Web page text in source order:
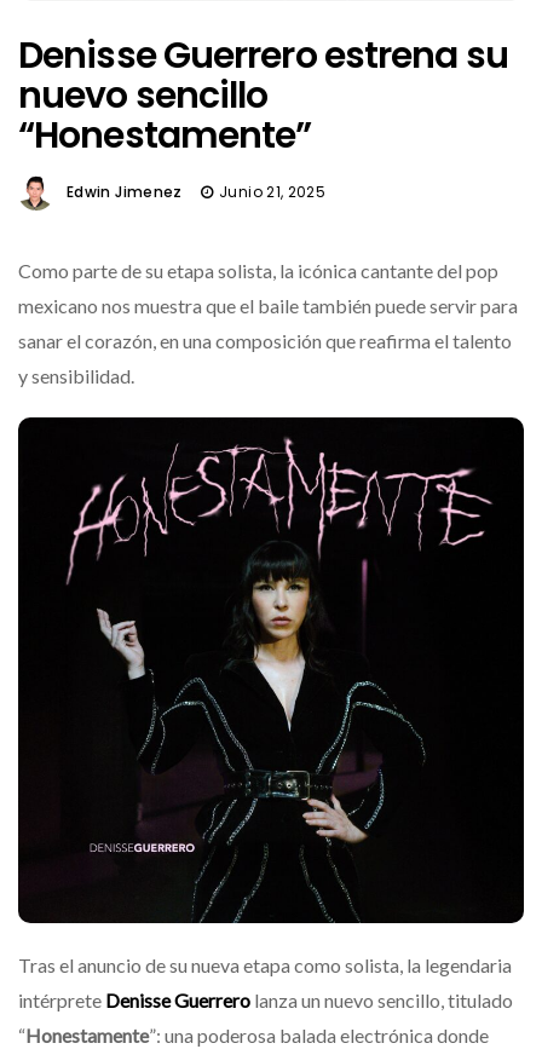
Denisse Guerrero estrena su
nuevo sencillo
“Honestamente”
Edwin Jimenez Junio 21, 2025
Como parte de su etapa solista, la icónica cantante del pop
mexicano nos muestra que el baile también puede servir para
sanar el corazón, en una composición que reafirma el talento
y sensibilidad.
Tras el anuncio de su nueva etapa como solista, la legendaria
intérprete Denisse Guerrero lanza un nuevo sencillo, titulado
“Honestamente”: una poderosa balada electrónica donde